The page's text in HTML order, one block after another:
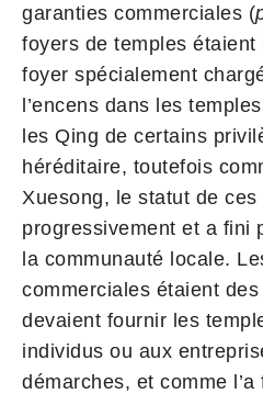
garanties commerciales (
foyers de temples
foyer spécialement
l’encens dans les
les Qing de certains
héréditaire, toutefois
Xuesong, le statut de
progressivement et a fini
la communauté locale.
commerciales étaient
devaient fournir les
individus ou aux
démarches, et comme